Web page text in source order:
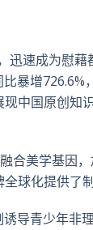
迅速成为慰藉
暴增726.6%
中国原创知
合美学基因
球化提供了制
导青少年非理